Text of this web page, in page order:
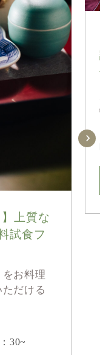
上質な
試食フ
をお料理
だける
30~